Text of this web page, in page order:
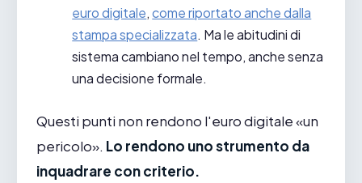
euro digitale,come riportato anche dalla
stampa specializzata. Ma le abitudini di
sistema cambiano nel tempo, anche senza
una decisione formale.
Questi punti non rendono l'euro digitale «un
pericolo». Lo rendono uno strumento da
inquadrare con criterio.